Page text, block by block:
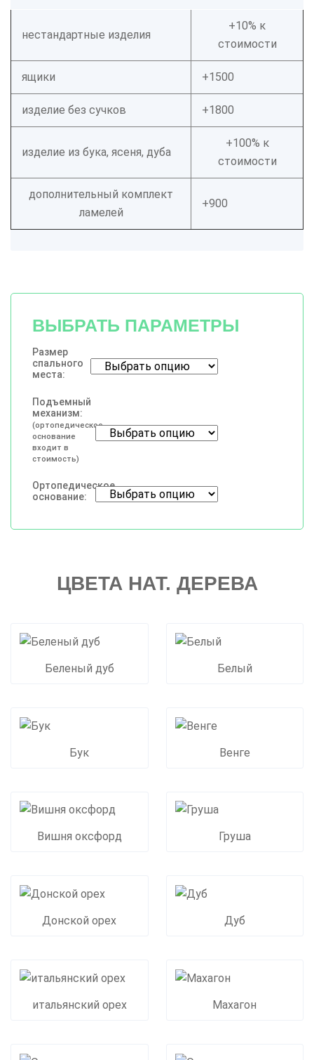
нестандартные изделия
+10% к
стоимости
ящики +1500
изделие без сучков +1800
изделие из бука, ясеня, дуба
+100% к
стоимости
дополнительный комплект
ламелей
+900
ВЫБРАТЬ ПАРАМЕТРЫ
Размер
спального
места:
Подъемный
механизм:
(ортопедическое
основание
входит в
стоимость)
Ортопедическое
основание:
ЦВЕТА НАТ. ДЕРЕВА
Беленый дуб Белый
Бук Венге
Вишня оксфорд Груша
Донской орех Дуб
итальянский орех Махагон